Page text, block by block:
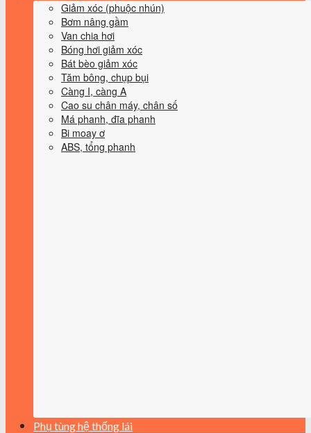
Giảm xóc (phuộc nhún)
Bơm nâng gầm
Van chia hơi
Bóng hơi giảm xóc
Bát bèo giảm xóc
Tăm bông, chụp bụi
Càng I, càng A
Cao su chân máy, chân số
Má phanh, đĩa phanh
Bi moay ơ
ABS, tổng phanh
Phụ tùng hệ thống lái